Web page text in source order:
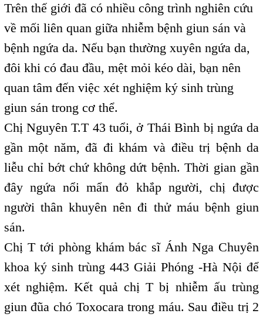
Trên thế giới đã có nhiều công trình nghiên cứu
về mối liên quan giữa nhiễm bệnh giun sán và
bệnh ngứa da. Nếu bạn thường xuyên ngứa da,
đôi khi có đau đầu, mệt mỏi kéo dài, bạn nên
quan tâm đến việc xét nghiệm ký sinh trùng
giun sán trong cơ thể.
Chị Nguyên T.T 43 tuổi, ở Thái Bình bị ngứa da
gần một năm, đã đi khám và điều trị bệnh da
liễu chỉ bớt chứ không dứt bệnh. Thời gian gần
đây ngứa nổi mẩn đỏ khắp người, chị được
người thân khuyên nên đi thử máu bệnh giun
sán.
Chị T tới phòng khám bác sĩ Ánh Nga Chuyên
khoa ký sinh trùng 443 Giải Phóng -Hà Nội để
xét nghiệm. Kết quả chị T bị nhiễm ấu trùng
giun đũa chó Toxocara trong máu. Sau điều trị 2